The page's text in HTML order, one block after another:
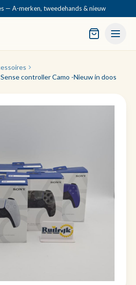
— A-merken, tweedehands & nieuw
controller Camo -Nieuw in doos